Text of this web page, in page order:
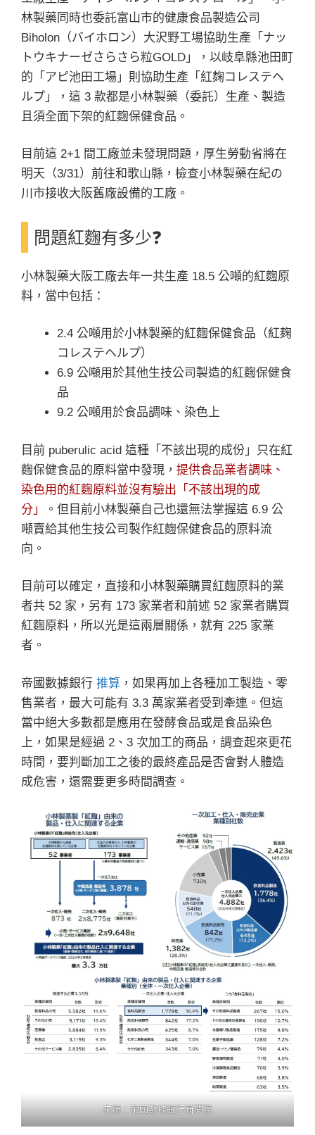
林製藥同時也委託富山市的健康食品製造公司
Biholon（バイホロン）大沢野工場協助生產「ナッ
トウキナーゼさらさら粒GOLD」，以岐阜縣池田町
的「アピ池田工場」則協助生產「紅麹コレステヘ
ルプ」，這 3 款都是小林製藥（委託）生產、製造
且須全面下架的紅麴保健食品。
目前這 2+1 間工廠並未發現問題，厚生勞動省將在
明天（3/31）前往和歌山縣，檢查小林製藥在紀の
川市接收大阪舊廠設備的工廠。
問題紅麴有多少❓
小林製藥大阪工廠去年一共生產 18.5 公噸的紅麴原
料，當中包括：
2.4 公噸用於小林製藥的紅麴保健食品（紅麹
コレステヘルプ）
6.9 公噸用於其他生技公司製造的紅麴保健食
品
9.2 公噸用於食品調味、染色上
目前 puberulic acid 這種「不該出現的成份」只在紅
麴保健食品的原料當中發現， 提供食品業者調味、
染色用的紅麴原料並沒有驗出「不該出現的成
分」
。但目前小林製藥自己也還無法掌握這 6.9 公
噸賣給其他生技公司製作紅麴保健食品的原料流
向。
目前可以確定，直接和小林製藥購買紅麴原料的業
者共 52 家，另有 173 家業者和前述 52 家業者購買
紅麴原料，所以光是這兩層關係，就有 225 家業
者。
帝國數據銀行 推算 ，如果再加上各種加工製造、零
售業者，最大可能有 3.3 萬家業者受到牽連。但這
當中絕大多數都是應用在發酵食品或是食品染色
上，如果是經過 2、3 次加工的商品，調查起來更花
時間，要判斷加工之後的最終產品是否會對人體造
成危害，還需要更多時間調查。
來源： 帝國數據銀行新聞稿